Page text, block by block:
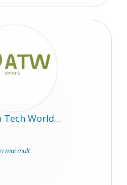
Tech World...
mai mult